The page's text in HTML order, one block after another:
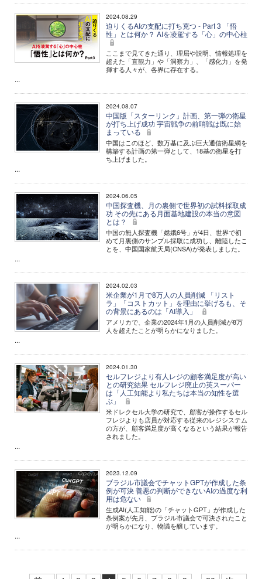
2024.08.29
迫りくるAIの支配に打ち克つ - Part 3 「悟
性」とは何か？ AIを凌駕する「心」の中心柱
ここまで見てきた通り、理屈や説明、情報処理を
超えた「直観力」や「洞察力」、「感化力」を発
揮する人々が、各界に存在する。
...
2024.08.07
中国版「スターリンク」計画、第一弾の衛星
が打ち上げ成功 宇宙戦争の前哨戦は既に始
まっている
中国はこのほど、数万基に及ぶ巨大通信衛星網を
構築する計画の第一弾として、18基の衛星を打
ち上げました。
...
2024.06.05
中国探査機、月の裏側で世界初の試料採取成
功 その先にある月面基地建設の本当の意図
とは？
中国の無人探査機「嫦娥6号」が4日、世界で初
めて月裏側のサンプル採取に成功し、離陸したこ
とを、中国国家航天局(CNSA)が発表しました。
...
2024.02.03
米企業が1月で8万人の人員削減 「リスト
ラ」「コストカット」を理由に挙げるも、そ
の背景にあるのは「AI導入」
アメリカで、企業の2024年1月の人員削減が8万
人を超えたことが明らかになりました。
...
2024.01.30
セルフレジより有人レジの顧客満足度が高い
との研究結果 セルフレジ廃止の英スーパー
は「人工知能より私たちは本当の知性を選
ぶ」
米ドレクセル大学の研究で、顧客が操作するセル
フレジよりも店員が対応する従来のレジシステム
の方が、顧客満足度が高くなるという結果が報告
されました。
...
2023.12.09
ブラジル市議会でチャットGPTが作成した条
例が可決 善悪の判断ができないAIの過度な利
用は危ない
生成AI(人工知能)の「チャットGPT」が作成した
条例案が先月、ブラジル市議会で可決されたこと
が明らかになり、物議を醸しています。
...